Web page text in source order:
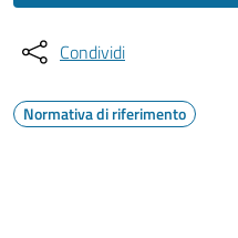
Condividi
Normativa di riferimento